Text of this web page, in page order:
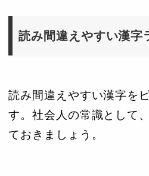
読み間違えやすい漢字
読み間違えやすい漢字を
す。社会人の常識として
ておきましょう。